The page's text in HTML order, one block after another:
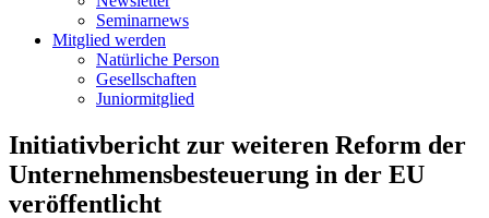
Seminarnews
Mitglied werden
Natürliche Person
Gesellschaften
Juniormitglied
Initiativbericht zur weiteren Reform der
Unternehmensbesteuerung in der EU
veröffentlicht